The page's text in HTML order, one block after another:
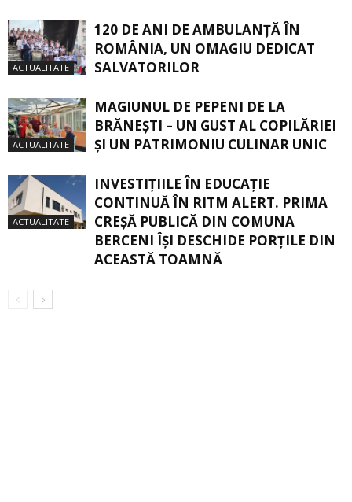
ACTUALITATE
120 DE ANI DE AMBULANȚĂ ÎN
ROMÂNIA, UN OMAGIU DEDICAT
SALVATORILOR
ACTUALITATE
MAGIUNUL DE PEPENI DE LA
BRĂNEŞTI – UN GUST AL COPILĂRIEI
ŞI UN PATRIMONIU CULINAR UNIC
ACTUALITATE
INVESTIȚIILE ÎN EDUCAȚIE
CONTINUĂ ÎN RITM ALERT. PRIMA
CREŞĂ PUBLICĂ DIN COMUNA
BERCENI ÎŞI DESCHIDE PORŢILE DIN
ACEASTĂ TOAMNĂ